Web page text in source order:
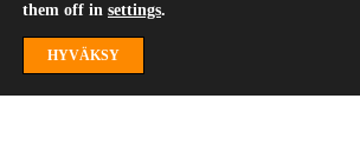
them off in settings.
HYVÄKSY